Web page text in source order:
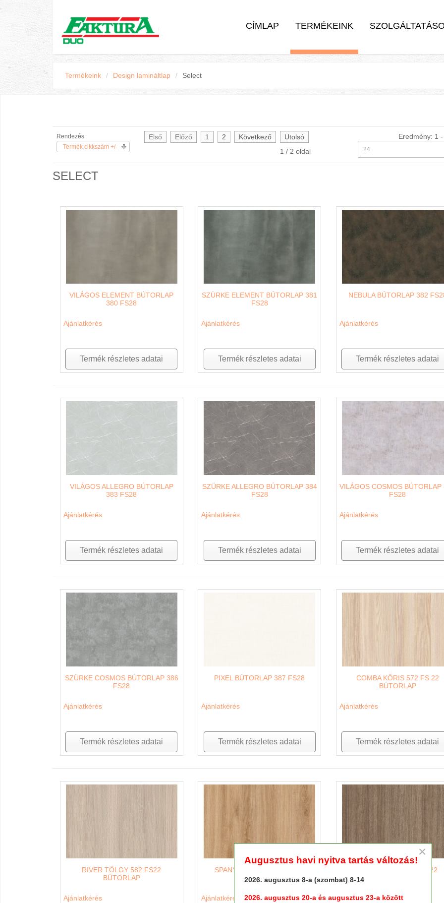
CÍMLAP TERMÉKEINK
Termékeink / Design lamináltlap / Select
Rendezés
Termék cikkszám +/-
Első Előző 1 2 Következő
Utolsó
1 / 2 oldal
Eredmény: 1
SELECT
VILÁGOS ELEMENT BÚTORLAP
380 FS28
Ajánlatkérés
Termék részletes adatai
SZÜRKE ELEMENT BÚTORLAP 381
FS28
Ajánlatkérés
Termék részletes adatai
NEBULA BÚTORLAP 382
Ajánlatkérés
Termék részletes adatai
VILÁGOS ALLEGRO BÚTORLAP
383 FS28
Ajánlatkérés
Termék részletes adatai
SZÜRKE ALLEGRO BÚTORLAP 384
FS28
Ajánlatkérés
Termék részletes adatai
VILÁGOS COSMOS BÚTORLAP
FS28
Ajánlatkérés
Termék részletes adatai
SZÜRKE COSMOS BÚTORLAP 386
FS28
Ajánlatkérés
Termék részletes adatai
PIXEL BÚTORLAP 387 FS28
Ajánlatkérés
Termék részletes adatai
COMBA KŐRIS 572 FS 22
BÚTORLAP
Ajánlatkérés
Termék részletes adatai
RIVER TÖLGY 582 FS22
BÚTORLAP
Ajánlatkérés
SPANYOL TÖLGY 583 FS22
BÚTORLAP
Ajánlatkérés
YORKI TÖLGY 584 FS22
Ajánlatkérés
×
Augusztus havi nyitva tartás változás!
2026. augusztus 8-a (szombat) 8-14
2026. augusztus 20-a és augusztus 23-a között